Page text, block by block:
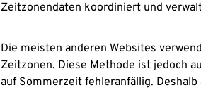
Zeitzonendaten koordiniert und
Die meisten anderen Websites
Zeitzonen. Diese Methode ist jedoch
auf Sommerzeit fehleranfällig.